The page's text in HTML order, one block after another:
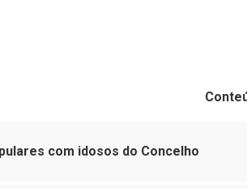
com idosos do Concelho